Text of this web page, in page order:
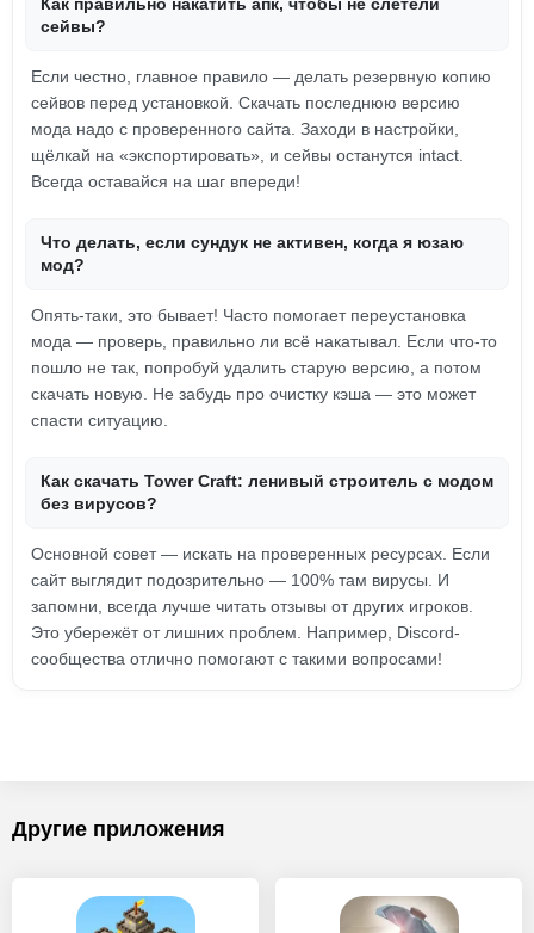
сейвы?
Если честно, главное правило — делать резервную копию
сейвов перед установкой. Скачать последнюю версию
мода надо с проверенного сайта. Заходи в настройки,
щёлкай на «экспортировать», и сейвы останутся intact.
Всегда оставайся на шаг впереди!
Что делать, если сундук не активен, когда я юзаю
мод?
Опять-таки, это бывает! Часто помогает переустановка
мода — проверь, правильно ли всё накатывал. Если что-то
пошло не так, попробуй удалить старую версию, а потом
скачать новую. Не забудь про очистку кэша — это может
спасти ситуацию.
Как скачать Tower Craft: ленивый строитель с модом
без вирусов?
Основной совет — искать на проверенных ресурсах. Если
сайт выглядит подозрительно — 100% там вирусы. И
запомни, всегда лучше читать отзывы от других игроков.
Это убережёт от лишних проблем. Например, Discord-
сообщества отлично помогают с такими вопросами!
Другие приложения